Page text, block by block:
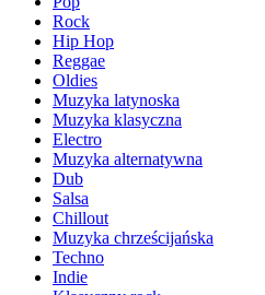
Rock
Hip Hop
Reggae
Oldies
Muzyka latynoska
Muzyka klasyczna
Electro
Muzyka alternatywna
Dub
Salsa
Chillout
Muzyka chrześcijańska
Techno
Indie